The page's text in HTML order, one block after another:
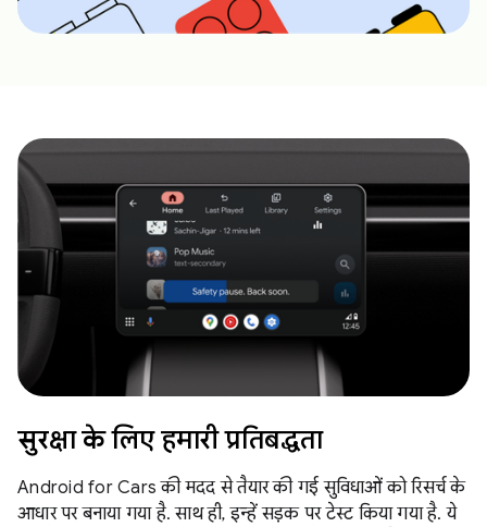
सुरक्षा के लिए हमारी प्रतिबद्धता
Android for Cars की मदद से तैयार की गई सुविधाओं को रिसर्च के
आधार पर बनाया गया है. साथ ही, इन्हें सड़क पर टेस्ट किया गया है. ये